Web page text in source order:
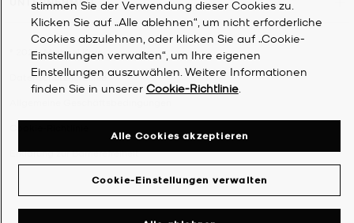
2026Michael Kors
Datenschutzrichtlinie
Erklärung zur Barrierefreiheit
stimmen Sie der Verwendung dieser Cookies zu.
Klicken Sie auf „Alle ablehnen“, um nicht erforderliche
Cookies abzulehnen, oder klicken Sie auf „Cookie-
Einstellungen verwalten“, um Ihre eigenen
Einstellungen auszuwählen. Weitere Informationen
finden Sie in unserer Cookie-Richtlinie.
Cookie-Einstellungen verwalten
Alle Cookies akzeptieren